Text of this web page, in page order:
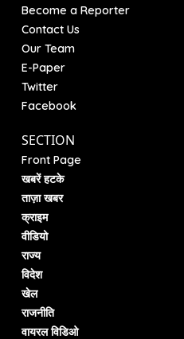
Become a Reporter
Contact Us
Our Team
E-Paper
Twitter
Facebook
SECTION
Front Page
खबरें हटके
ताज़ा खबर
क्राइम
वीडियो
राज्य
विदेश
खेल
राजनीति
वायरल विडिओ